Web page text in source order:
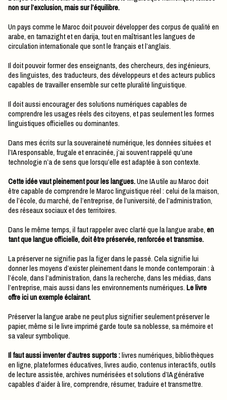
non sur l’exclusion, mais sur l’équilibre.
Un pays comme le Maroc doit pouvoir développer des corpus de qualité en
arabe, en tamazight et en darija, tout en maîtrisant les langues de
circulation internationale que sont le français et l’anglais.
Il doit pouvoir former des enseignants, des chercheurs, des ingénieurs,
des linguistes, des traducteurs, des développeurs et des acteurs publics
capables de travailler ensemble sur cette pluralité linguistique.
Il doit aussi encourager des solutions numériques capables de
comprendre les usages réels des citoyens, et pas seulement les formes
linguistiques officielles ou dominantes.
Dans mes écrits sur la souveraineté numérique, les données situées et
l’IA responsable, frugale et enracinée, j’ai souvent rappelé qu’une
technologie n’a de sens que lorsqu’elle est adaptée à son contexte.
Cette idée vaut pleinement pour les langues.Une IA utile au Maroc doit
être capable de comprendre le Maroc linguistique réel : celui de la maison,
de l’école, du marché, de l’entreprise, de l’université, de l’administration,
des réseaux sociaux et des territoires.
Dans le même temps, il faut rappeler avec clarté que la langue arabe,en
tant que langue officielle, doit être préservée, renforcée et transmise.
La préserver ne signifie pas la figer dans le passé. Cela signifie lui
donner les moyens d’exister pleinement dans le monde contemporain : à
l’école, dans l’administration, dans la recherche, dans les médias, dans
l’entreprise, mais aussi dans les environnements numériques.Le livre
offre ici un exemple éclairant.
Préserver la langue arabe ne peut plus signifier seulement préserver le
papier, même si le livre imprimé garde toute sa noblesse, sa mémoire et
sa valeur symbolique.
Il faut aussi inventer d’autres supports :livres numériques, bibliothèques
en ligne, plateformes éducatives, livres audio, contenus interactifs, outils
de lecture assistée, archives numérisées et solutions d’IA générative
capables d’aider à lire, comprendre, résumer, traduire et transmettre.